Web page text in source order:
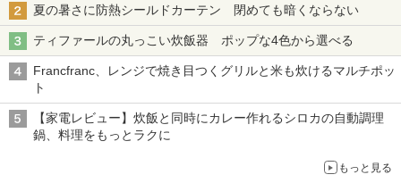
夏の暑さに防熱シールドカーテン 閉めても暗くならない
ティファールの丸っこい炊飯器 ポップな4色から選べる
Francfranc、レンジで焼き目つくグリルと米も炊けるマルチポッ
ト
【家電レビュー】炊飯と同時にカレー作れるシロカの自動調理
鍋、料理をもっとラクに
もっと見る